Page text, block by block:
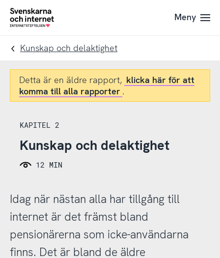
Till
navigation
Till
innehåll
To
Meny
Kunskap och delaktighet
Detta är en äldre rapport, klicka här för att
komma till alla rapporter .
KAPITEL 2
Kunskap och delaktighet
12 MIN
Idag när nästan alla har tillgång till
internet är det främst bland
pensionärerna som icke-användarna
finns. Det är bland de äldre